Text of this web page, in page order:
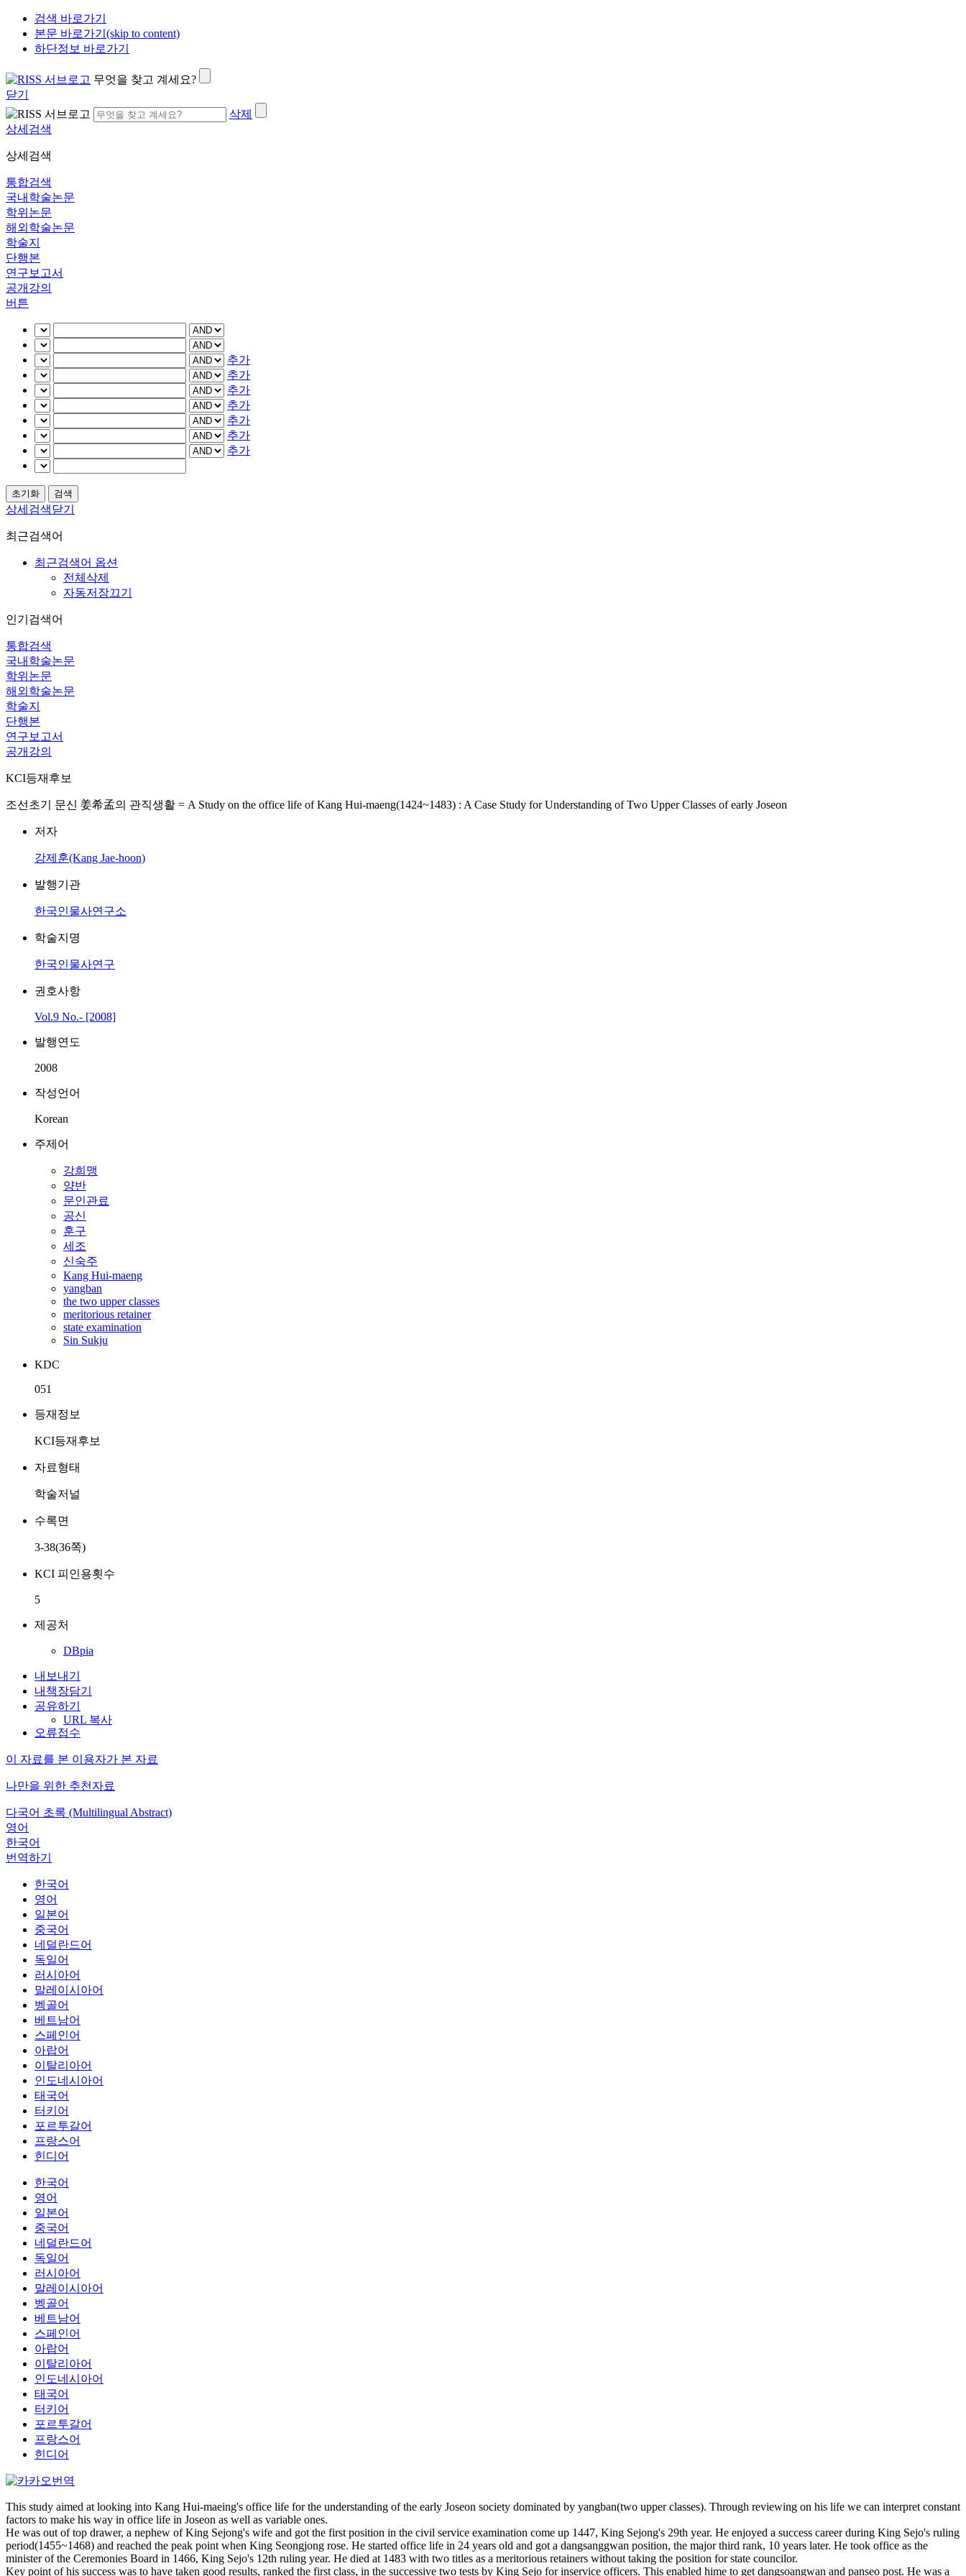
검색 바로가기
본문 바로가기(skip to content)
하단정보 바로가기
무엇을 찾고 계세요?
닫기
삭제
상세검색
상세검색
통합검색
국내학술논문
학위논문
해외학술논문
학술지
단행본
연구보고서
공개강의
버튼
추가
추가
추가
추가
추가
추가
추가
상세검색닫기
최근검색어
최근검색어 옵션
전체삭제
자동저장끄기
인기검색어
통합검색
국내학술논문
학위논문
해외학술논문
학술지
단행본
연구보고서
공개강의
KCI등재후보
조선초기 문신 姜希孟의 관직생활 = A Study on the office life of Kang Hui-maeng(1424~1483) : A Case Study for Understanding of Two Upper Classes of early Joseon
저자
강제훈(Kang Jae-hoon)
발행기관
한국인물사연구소
학술지명
한국인물사연구
권호사항
Vol.9 No.- [2008]
발행연도
2008
작성언어
Korean
주제어
강희맹
양반
문인관료
공신
훈구
세조
신숙주
Kang Hui-maeng
yangban
the two upper classes
meritorious retainer
state examination
Sin Sukju
KDC
051
등재정보
KCI등재후보
자료형태
학술저널
수록면
3-38(36쪽)
KCI 피인용횟수
5
제공처
DBpia
내보내기
내책장담기
공유하기
URL 복사
오류접수
이 자료를 본 이용자가 본 자료
나만을 위한 추천자료
다국어 초록 (Multilingual Abstract)
영어
한국어
번역하기
한국어
영어
일본어
중국어
네덜란드어
독일어
러시아어
말레이시아어
벵골어
베트남어
스페인어
아랍어
이탈리아어
인도네시아어
태국어
터키어
포르투갈어
프랑스어
힌디어
한국어
영어
일본어
중국어
네덜란드어
독일어
러시아어
말레이시아어
벵골어
베트남어
스페인어
아랍어
이탈리아어
인도네시아어
태국어
터키어
포르투갈어
프랑스어
힌디어
This study aimed at looking into Kang Hui-maeing's office life for the understanding of the early Joseon society dominated by yangban(two upper classes). Through reviewing on his life we can interpret constant
factors to make his way in office life in Joseon as well as variable ones.
He was out of top drawer, a nephew of King Sejong's wife and got the first position in the civil service examination come up 1447, King Sejong's 29th year. He enjoyed a success career during King Sejo's ruling
period(1455~1468) and reached the peak point when King Seongjong rose. He started office life in 24 years old and got a dangsanggwan position, the major third rank, 10 years later. He took office as the
minister of the Ceremonies Board in 1466, King Sejo's 12th ruling year. He died at 1483 with two titles as a meritorious retainers without taking the position for state councilor.
Key point of his success was to have taken good results, ranked the first class, in the successive two tests by King Sejo for inservice officers. This enabled hime to get dangsoangwan and panseo post. He was a